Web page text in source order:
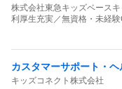
株式会社東急キッズベース
利厚生充実／無資格・未経験
カスタマーサポート・
課題を解決！問い合わせ
キッズコネクト株式会社